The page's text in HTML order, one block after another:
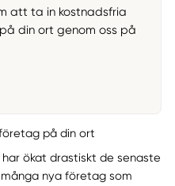
att ta in kostnadsfria
din ort genom oss på
på din ort
ökat drastiskt de senaste
nya företag som